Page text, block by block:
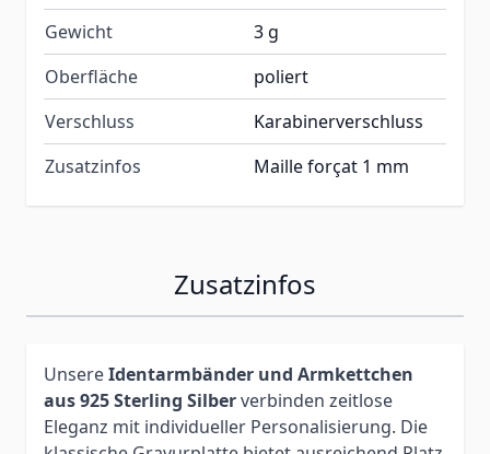
Gewicht
3 g
Oberfläche
poliert
Verschluss
Karabinerverschluss
Zusatzinfos
Maille forçat 1 mm
Zusatzinfos
UnsereIdentarmbänder und Armkettchen
aus 925 Sterling Silberverbinden zeitlose
Eleganz mit individueller Personalisierung. Die